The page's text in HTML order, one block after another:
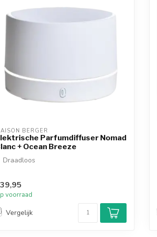
BERGER
Parfumdiffuser Nomad
+ Ocean Breeze
Draadloos
voorraad
Vergelijk